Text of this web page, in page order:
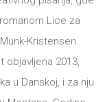
Lice za
Kristensen.
objavljena 2013,
u Danskoj, i za nju